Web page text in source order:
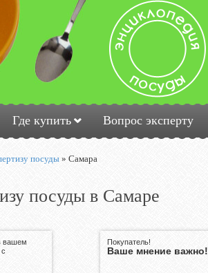
Где купить Вопрос эксперту
посуды» Самара
посуды в Самаре
вашем
Покупатель!
Ваше мнение важно!